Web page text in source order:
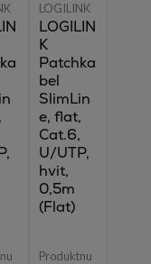
LOGILINK
LOGILIN
K
Patchka
bel
SlimLin
e, flat,
Cat.6,
U/UTP,
hvit,
0,5m
(Flat)
Produktnu